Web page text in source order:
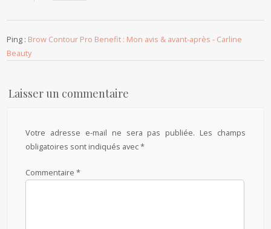
Ping : Brow Contour Pro Benefit : Mon avis & avant-après - Carline
Beauty
Laisser un commentaire
Votre adresse e-mail ne sera pas publiée. Les champs
obligatoires sont indiqués avec*
Commentaire*